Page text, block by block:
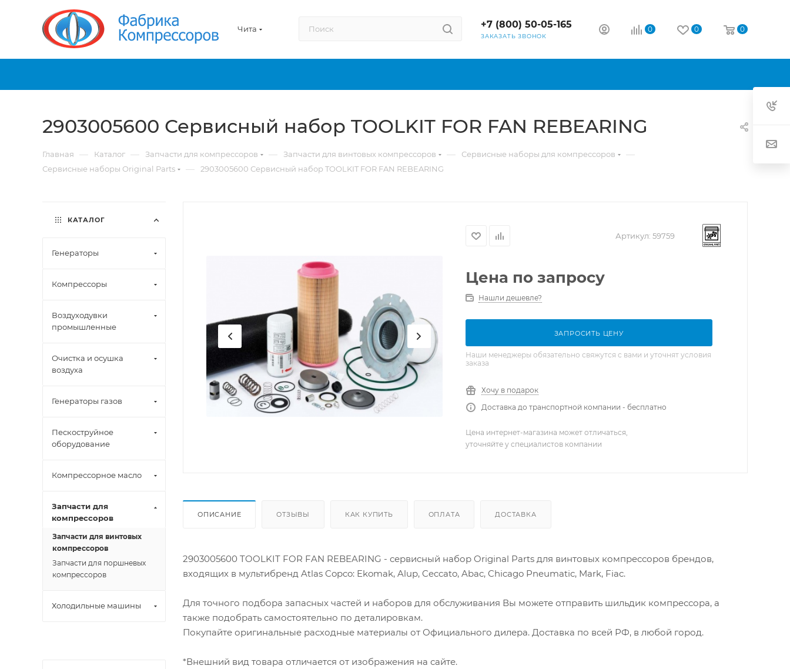
Чита +7 (800) 50-05-165
ЗАКАЗАТЬ ЗВОНОК
0 0 0
2903005600 Сервисный набор TOOLKIT FOR FAN REBEARING
Главная — Каталог — Запчасти для компрессоров — Запчасти для винтовых компрессоров — Сервисные наборы для компрессоров —
Сервисные наборы Original Parts — 2903005600 Сервисный набор TOOLKIT FOR FAN REBEARING
Артикул: 59759
Цена по запросу
Нашли дешевле?
ЗАПРОСИТЬ ЦЕНУ
Наши менеджеры обязательно свяжутся с вами и уточнят условия
заказа
Хочу в подарок
Доставка до транспортной компании - бесплатно
Цена интернет-магазина может отличаться,
уточняйте у специалистов компании
ОПИСАНИЕ ОТЗЫВЫ КАК КУПИТЬ ОПЛАТА ДОСТАВКА
2903005600 TOOLKIT FOR FAN REBEARING - сервисный набор Original Parts для винтовых компрессоров брендов,
входящих в мультибренд Atlas Copco: Ekomak, Alup, Ceccato, Abac, Chicago Pneumatic, Mark, Fiac.
Для точного подбора запасных частей и наборов для обслуживания Вы можете отправить шильдик компрессора, а
также подобрать самостоятельно по деталировкам.
Покупайте оригинальные расходные материалы от Официального дилера. Доставка по всей РФ, в любой город.
*Внешний вид товара отличается от изображения на сайте.
КАТАЛОГ
Генераторы
Компрессоры
Воздуходувки
промышленные
Очистка и осушка
воздуха
Генераторы газов
Пескоструйное
оборудование
Компрессорное масло
Запчасти для
компрессоров
Запчасти для винтовых
компрессоров
Запчасти для поршневых
компрессоров
Холодильные машины